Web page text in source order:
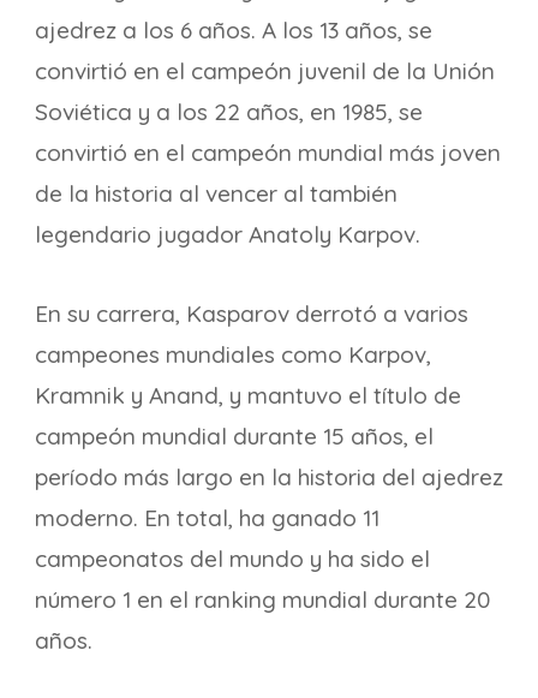
ajedrez a los 6 años. A los 13 años, se
convirtió en el campeón juvenil de la Unión
Soviética y a los 22 años, en 1985, se
convirtió en el campeón mundial más joven
de la historia al vencer al también
legendario jugador Anatoly Karpov.
En su carrera, Kasparov derrotó a varios
campeones mundiales como Karpov,
Kramnik y Anand, y mantuvo el título de
campeón mundial durante 15 años, el
período más largo en la historia del ajedrez
moderno. En total, ha ganado 11
campeonatos del mundo y ha sido el
número 1 en el ranking mundial durante 20
años.